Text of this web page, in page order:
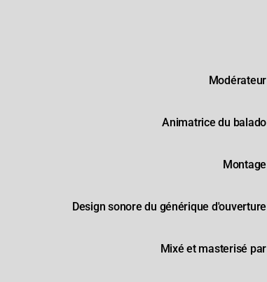
Modérateur
Animatrice du balado
Montage
Design sonore du générique d'ouverture
Mixé et masterisé par